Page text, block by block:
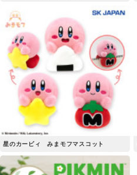
星のカービィ みまモフマスコット